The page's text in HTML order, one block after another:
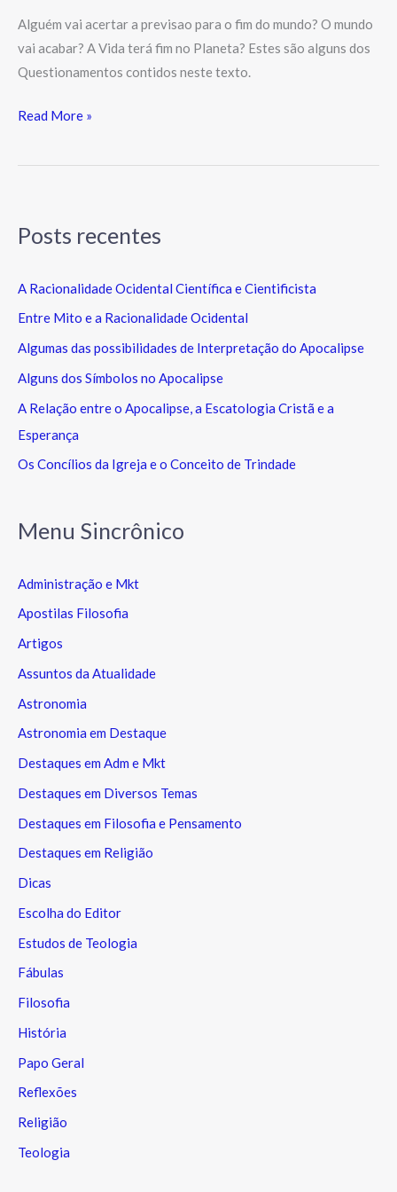
Alguém vai acertar a previsao para o fim do mundo? O mundo
vai acabar? A Vida terá fim no Planeta? Estes são alguns dos
Questionamentos contidos neste texto.
Read More »
Posts recentes
A Racionalidade Ocidental Científica e Cientificista
Entre Mito e a Racionalidade Ocidental
Algumas das possibilidades de Interpretação do Apocalipse
Alguns dos Símbolos no Apocalipse
A Relação entre o Apocalipse, a Escatologia Cristã e a
Esperança
Os Concílios da Igreja e o Conceito de Trindade
Menu Sincrônico
Administração e Mkt
Apostilas Filosofia
Artigos
Assuntos da Atualidade
Astronomia
Astronomia em Destaque
Destaques em Adm e Mkt
Destaques em Diversos Temas
Destaques em Filosofia e Pensamento
Destaques em Religião
Dicas
Escolha do Editor
Estudos de Teologia
Fábulas
Filosofia
História
Papo Geral
Reflexões
Religião
Teologia